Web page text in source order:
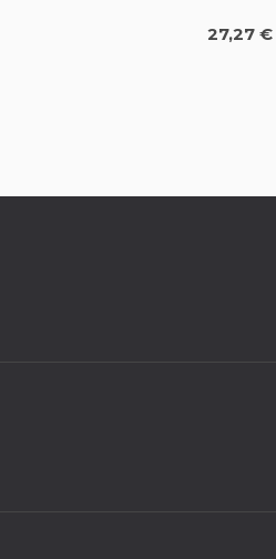
Precio
27,27 €